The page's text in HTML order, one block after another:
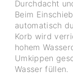
Durchdacht
Beim
automatisch
Korb wird
hohem
Umkippen
Wasser füllen.